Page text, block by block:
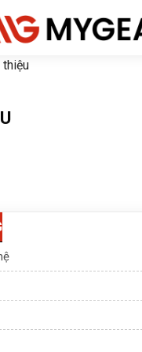
thiệu